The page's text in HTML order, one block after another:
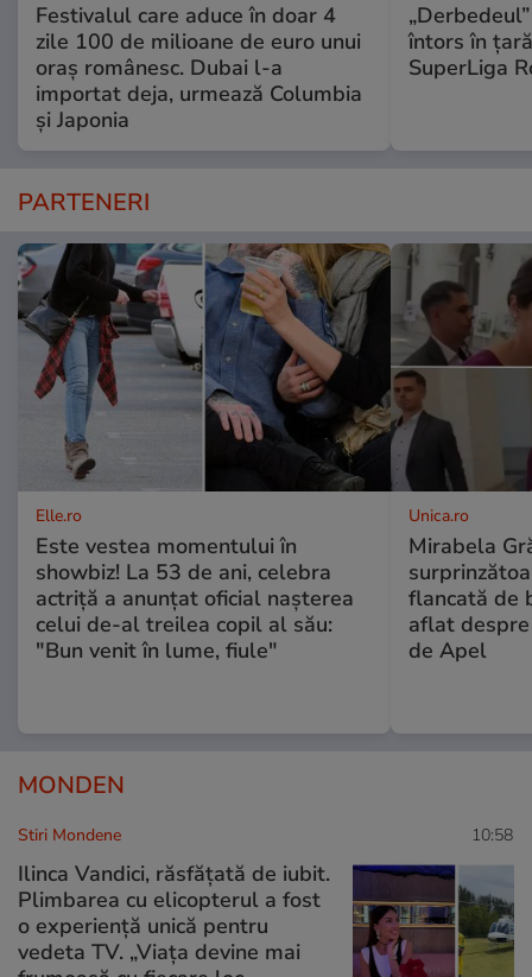
Festivalul care aduce în doar 4
zile 100 de milioane de euro unui
oraș românesc. Dubai l-a
importat deja, urmează Columbia
și Japonia
întors în
SuperLiga
PARTENERI
Elle.ro
Este vestea momentului în
showbiz! La 53 de ani, celebra
actriță a anunțat oficial nașterea
celui de-al treilea copil al său:
"Bun venit în lume, fiule"
Unica.ro
Mirabela
flancată de
aflat
de Apel
MONDEN
Stiri Mondene 10:58
Ilinca Vandici, răsfățată de iubit.
Plimbarea cu elicopterul a fost
o experiență unică pentru
vedeta TV. „Viața devine mai